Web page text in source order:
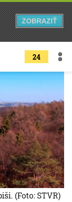
24
(Foto: STVR)
ZOBRAZIŤ